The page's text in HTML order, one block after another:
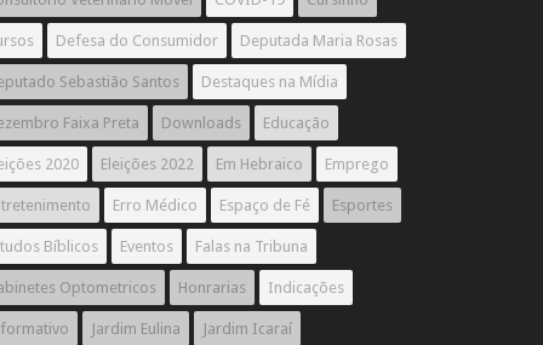
Defesa do Consumidor Deputada Maria Rosas
Sebastião Santos Destaques na Mídia
Faixa Preta Downloads Educação
2020 Eleições 2022 Em Hebraico Emprego
Erro Médico Espaço de Fé Esportes
Bíblicos Eventos Falas na Tribuna
Optometricos Honrarias Indicações
Jardim Eulina Jardim Icaraí